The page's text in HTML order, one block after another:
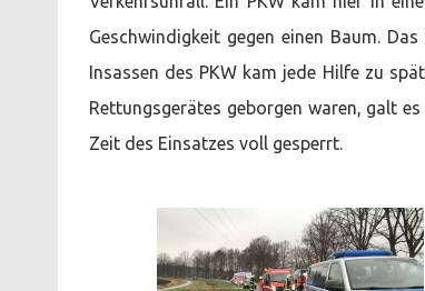
Geschwindigkeit gegen einen Baum.
Insassen des PKW kam jede Hilfe zu
Rettungsgerätes geborgen waren, galt
Zeit des Einsatzes voll gesperrt.